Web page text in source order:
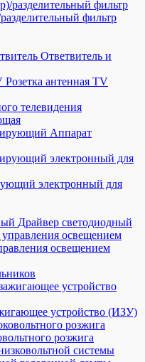
фильтр
Ответвитель и
Розетка антенная TV
телевидения
Аппарат
электронный для
Драйвер светодиодный
освещением
устройство (ИЗУ)
розжига
штук
100
20